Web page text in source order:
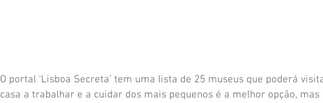
O portal ‘Lisboa Secreta’ tem uma lista de 25 museus que poderá
casa a trabalhar e a cuidar dos mais pequenos é a melhor opção, mas